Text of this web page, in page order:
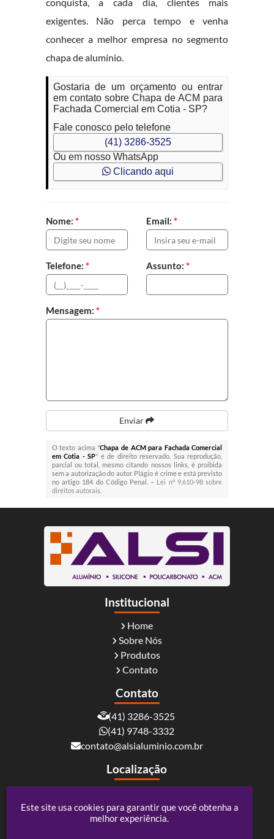
exigentes. Não perca tempo e venha
conhecer a melhor empresa no segmento
chapa de alumínio.
Gostaria de um orçamento ou entrar
em contato sobre Chapa de ACM para
Fachada Comercial em Cotia - SP?
Fale conosco pelo telefone
(41) 3286-3525
Ou em nosso WhatsApp
Clicando aqui
Nome: * Email: *
Telefone: * Assunto: *
Mensagem: *
Enviar
O texto acima "Chapa de ACM para Fachada Comercial
em Cotia - SP" é de direito reservado. Sua reprodução,
parcial ou total, mesmo citando nossos links, é proibida
sem a autorização do autor. Plágio é crime e está previsto
no artigo 184 do Código Penal. – Lei n° 9.610-98 sobre
direitos autorais.
Institucional
Home
Sobre Nós
Produtos
Contato
Contato
(41) 3286-3525
(41) 9748-3332
contato@alsialuminio.com.br
Localização
Curitiba / PR - CEP: 81730-060
Este site usa cookies para garantir que você obtenha a
melhor experiência.